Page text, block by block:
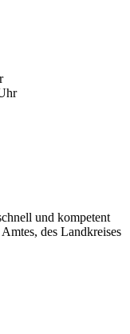
und kompetent
des Landkreises